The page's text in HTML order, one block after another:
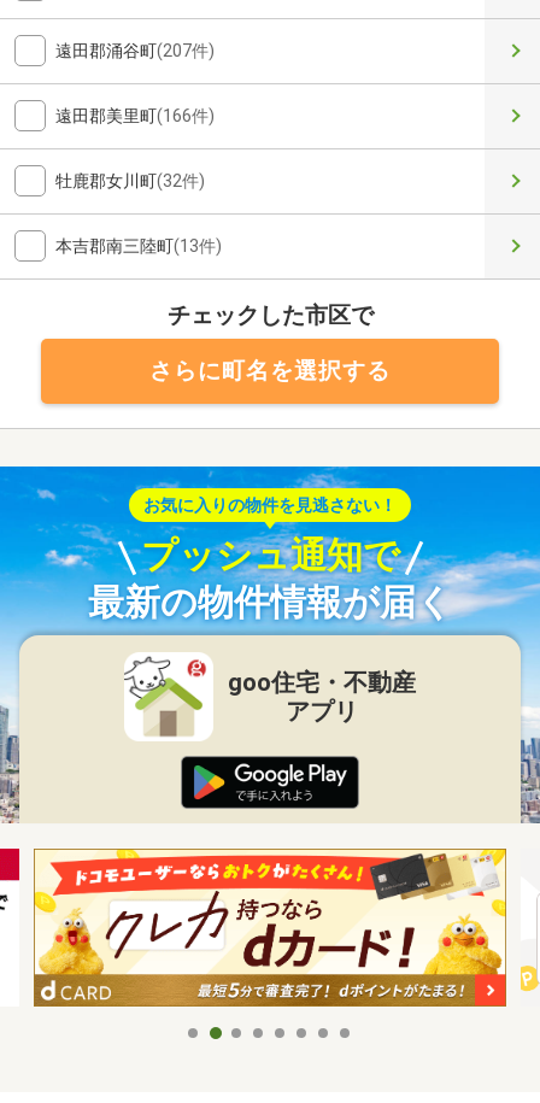
遠田郡涌谷町(207件)
遠田郡美里町(166件)
牡鹿郡女川町(32件)
本吉郡南三陸町(13件)
チェックした市区で
さらに町名を選択する
お気に入りの物件を見逃さない！
プッシュ通知で
最新の物件情報が届く
goo住宅・不動産
アプリ